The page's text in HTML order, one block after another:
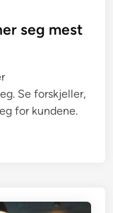
seg mest
Se forskjeller,
for kundene.